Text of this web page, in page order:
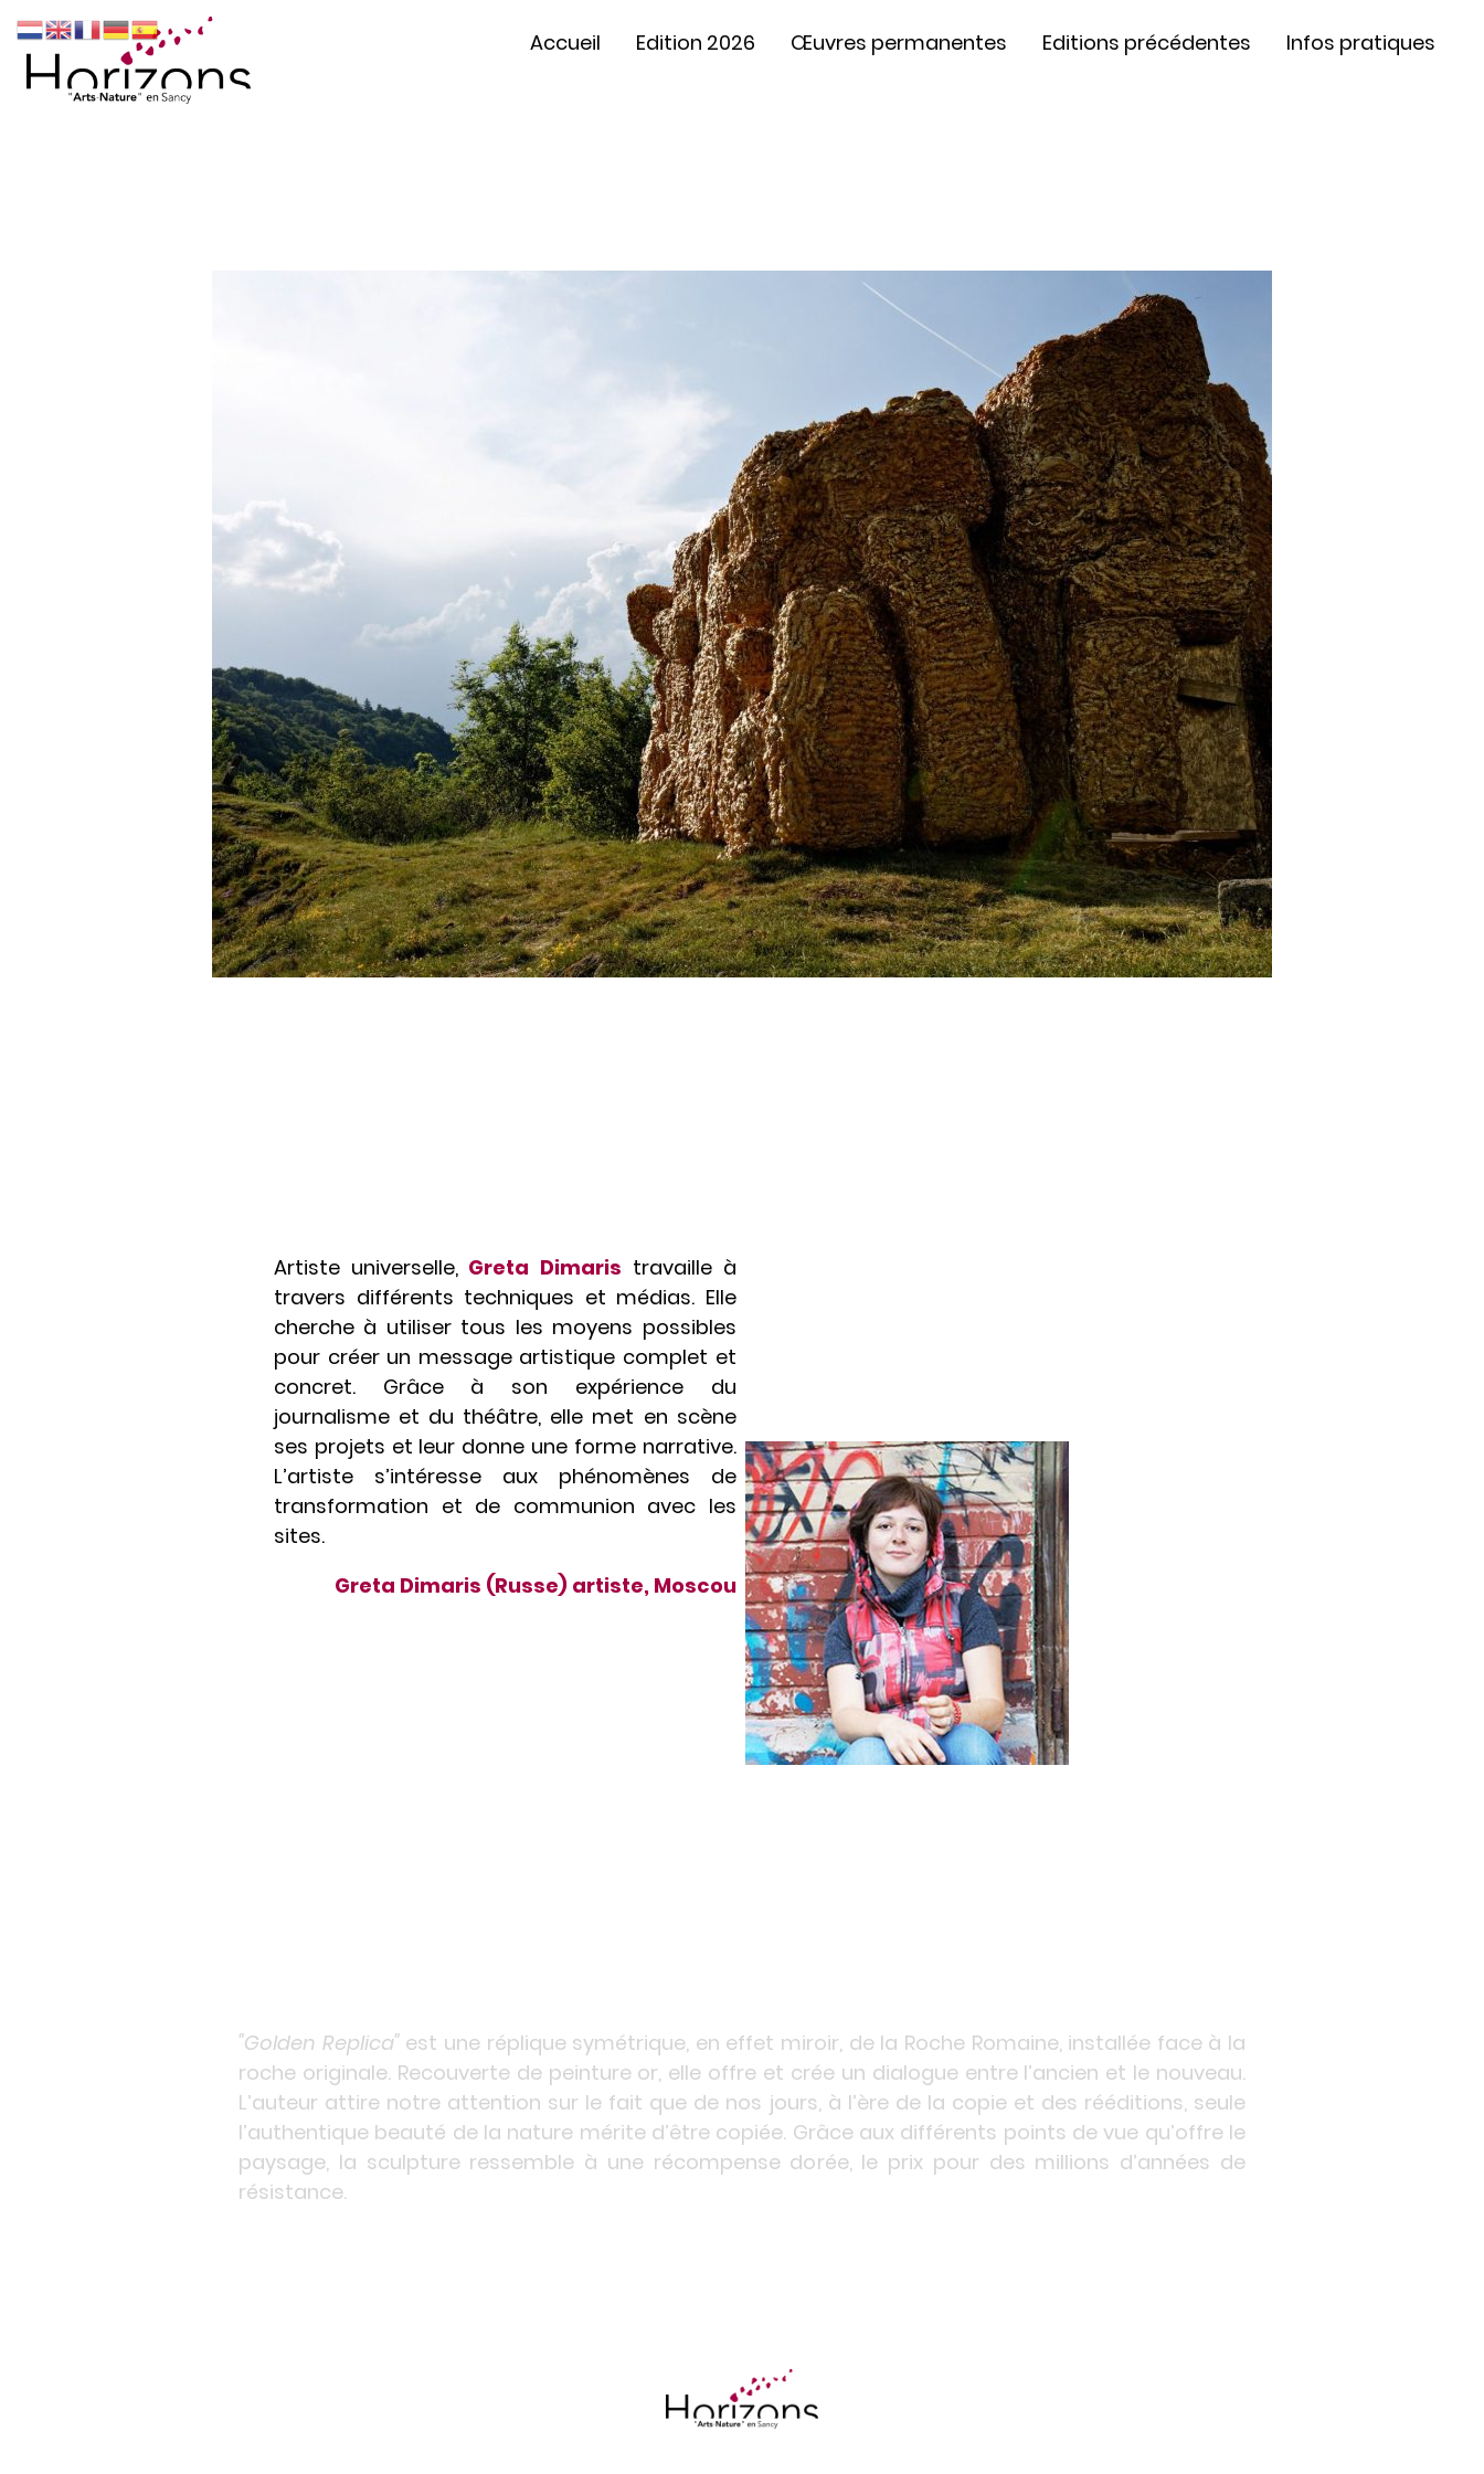
Accueil Edition 2026 Œuvres permanentes Editions précédentes Infos pratiques
Artiste universelle, Greta Dimaris travaille à
travers différents techniques et médias. Elle
cherche à utiliser tous les moyens possibles
pour créer un message artistique complet et
concret. Grâce à son expérience du
journalisme et du théâtre, elle met en scène
ses projets et leur donne une forme narrative.
L’artiste s’intéresse aux phénomènes de
transformation et de communion avec les
sites.
Greta Dimaris (Russe) artiste, Moscou
"Golden Replica"est une réplique symétrique, en effet miroir, de la Roche Romaine, installée face à la
roche originale. Recouverte de peinture or, elle offre et crée un dialogue entre l’ancien et le nouveau.
L’auteur attire notre attention sur le fait que de nos jours, à l’ère de la copie et des rééditions, seule
l’authentique beauté de la nature mérite d’être copiée. Grâce aux différents points de vue qu’offre le
paysage, la sculpture ressemble à une récompense dorée, le prix pour des millions d’années de
résistance.